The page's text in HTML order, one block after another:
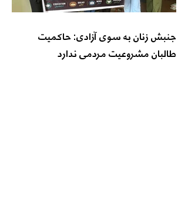
جنبش زنان به سوی آزادی: حاکمیت
طالبان مشروعیت مردمی ندارد